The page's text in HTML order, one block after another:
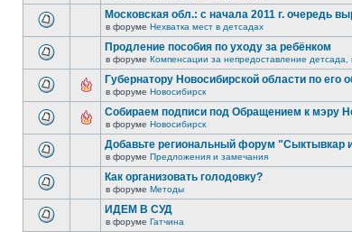
Московская обл.: с начала 2011 г. очередь
в форуме Нехватка мест в детсадах
Продление пособия по уходу за ребёнком
в форуме Компенсации за непредоставление
Губернатору Новосибирской области по его
в форуме Новосибирск
Собираем подписи под Обращением к мэру
в форуме Новосибирск
Добавьте региональный форум "Сыктывкар
в форуме Предложения и замечания
Как организовать голодовку?
в форуме Методы
ИДЕМ В СУД
в форуме Гатчина